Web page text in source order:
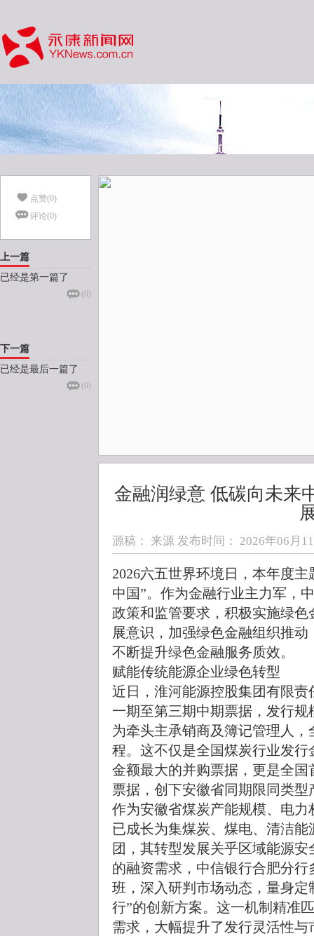
点赞(0)
评论(0)
上一篇
已经是第一篇了
(0)
下一篇
已经是最后一篇了
(0)
金融润绿意 低碳向未来
源稿： 来源 发布时间： 2026年06月
2026六五世界环境日，本年度
中国”。作为金融行业主力军，
政策和监管要求，积极实施绿
展意识，加强绿色金融组织推
不断提升绿色金融服务质效。
赋能传统能源企业绿色转型
近日，淮河能源控股集团有限责
一期至第三期中期票据，发行
为牵头主承销商及簿记管理人
程。这不仅是全国煤炭行业发
金额最大的并购票据，更是全国
票据，创下安徽省同期限同类
作为安徽省煤炭产能规模、电
已成长为集煤炭、煤电、清洁
团，其转型发展关乎区域能源
的融资需求，中信银行合肥分
班，深入研判市场动态，量身定
行”的创新方案。这一机制精准
需求，大幅提升了发行灵活性